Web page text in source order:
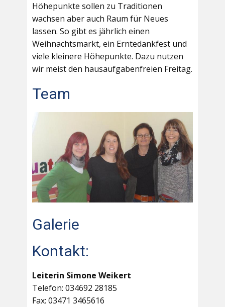
Höhepunkte sollen zu Traditionen
wachsen aber auch Raum für Neues
lassen. So gibt es jährlich einen
Weihnachtsmarkt, ein Erntedankfest und
viele kleinere Höhepunkte. Dazu nutzen
wir meist den hausaufgabenfreien Freitag.
Team
Galerie
Kontakt:
Leiterin Simone Weikert
Telefon: 034692 28185
Fax: 03471 3465616